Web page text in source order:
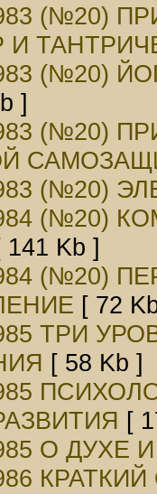
И
(№20)
]
(№20)
(№20)
(№20)
141 Kb ]
(№20)
[ 72
ТРИ
[ 58 Kb ]
[
О